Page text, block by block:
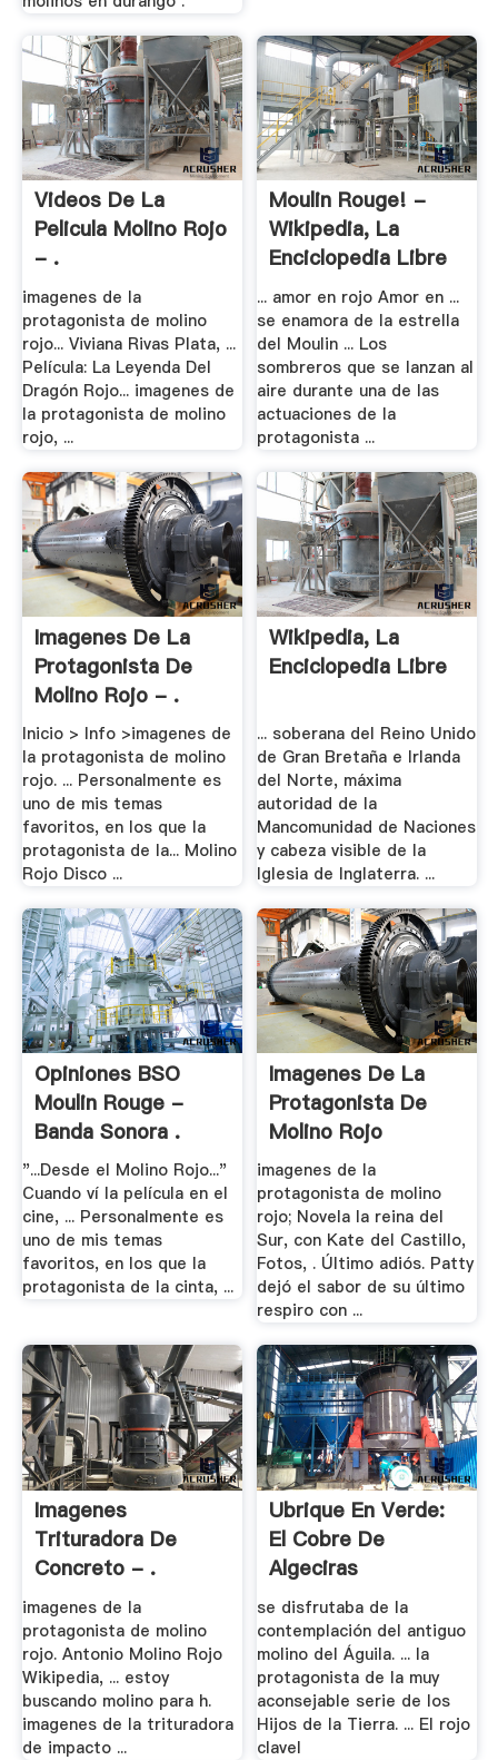
Videos De La
Pelicula Molino Rojo
- .
imagenes de la
protagonista de molino
rojo... Viviana Rivas Plata, ...
Película: La Leyenda Del
Dragón Rojo... imagenes de
la protagonista de molino
rojo, ...
Moulin Rouge! -
Wikipedia, La
Enciclopedia Libre
... amor en rojo Amor en ...
se enamora de la estrella
del Moulin ... Los
sombreros que se lanzan al
aire durante una de las
actuaciones de la
protagonista ...
Imagenes De La
Protagonista De
Molino Rojo - .
Inicio > Info >imagenes de
la protagonista de molino
rojo. ... Personalmente es
uno de mis temas
favoritos, en los que la
protagonista de la... Molino
Rojo Disco ...
Wikipedia, La
Enciclopedia Libre
... soberana del Reino Unido
de Gran Bretaña e Irlanda
del Norte, máxima
autoridad de la
Mancomunidad de Naciones
y cabeza visible de la
Iglesia de Inglaterra. ...
Opiniones BSO
Moulin Rouge -
Banda Sonora .
"...Desde el Molino Rojo..."
Cuando ví la película en el
cine, ... Personalmente es
uno de mis temas
favoritos, en los que la
protagonista de la cinta, ...
Imagenes De La
Protagonista De
Molino Rojo
imagenes de la
protagonista de molino
rojo; Novela la reina del
Sur, con Kate del Castillo,
Fotos, . Último adiós. Patty
dejó el sabor de su último
respiro con ...
Imagenes
Trituradora De
Concreto - .
imagenes de la
protagonista de molino
rojo. Antonio Molino Rojo
Wikipedia, ... estoy
buscando molino para h.
imagenes de la trituradora
de impacto ...
Ubrique En Verde:
El Cobre De
Algeciras
se disfrutaba de la
contemplación del antiguo
molino del Águila. ... la
protagonista de la muy
aconsejable serie de los
Hijos de la Tierra. ... El rojo
clavel